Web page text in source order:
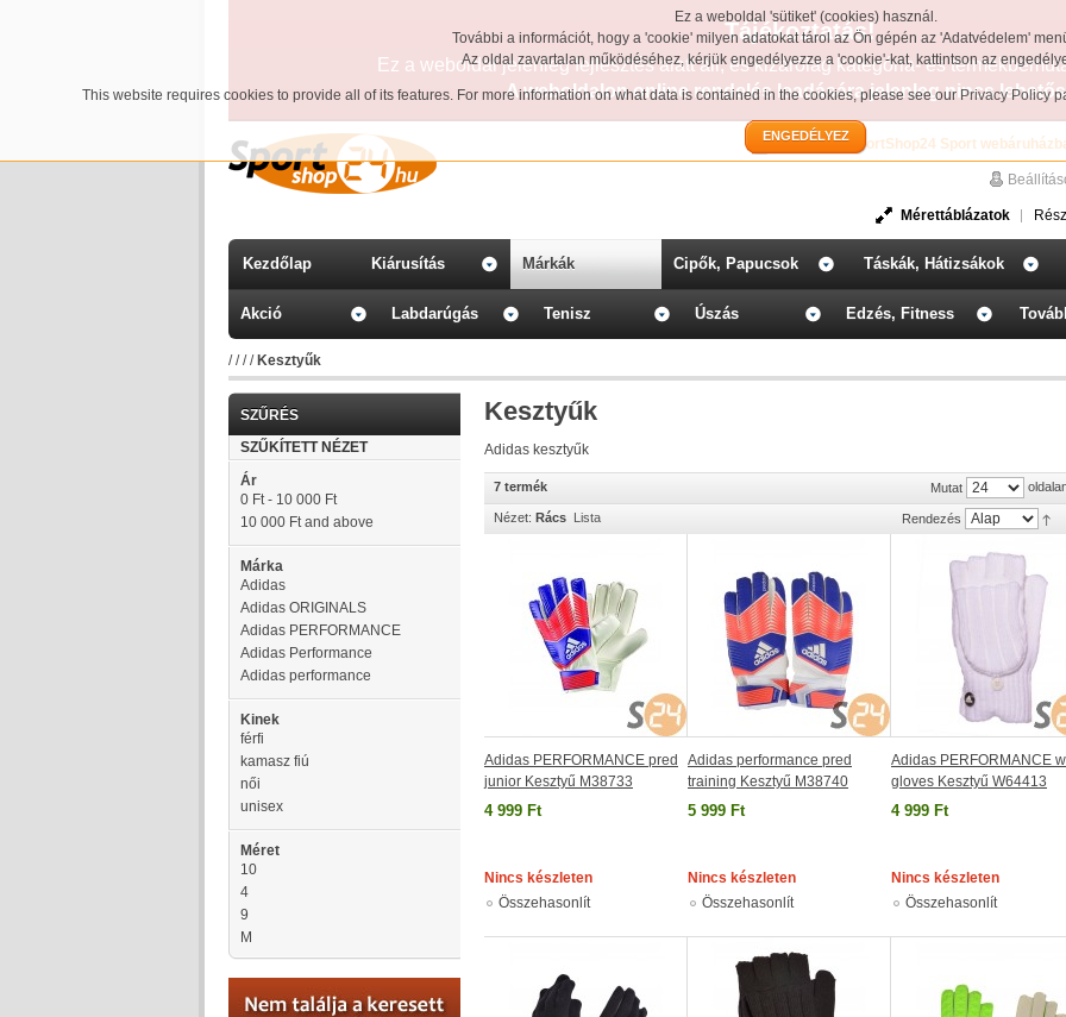
Ez a weboldal 'sütiket' (cookies) használ.
További a információt, hogy a 'cookie' milyen adatokat tárol az Ön gépén az 'Adatvédelem'
Az oldal zavartalan működéséhez, kérjük engedélyezze a 'cookie'-kat, kattintson az
This website requires cookies to provide all of its features. For more information on what data is contained in the cookies, please see ourPrivacy Policy
ENGEDÉLYEZ
Tájékoztatás!
Ez a weboldal jelenleg fejlesztés alatt áll, és kizárólag kategória- és
A weboldalon online rendelés leadására jelenleg nincs
Üdvözöljük a SportShop24 Sport
Mérettáblázatok
Kezdőlap Kiárusítás Márkák Cipők, Papucsok Táskák, Hátizsákok
Akció Labdarúgás Tenisz Úszás Edzés, Fitness
//// Kesztyűk
SZŰRÉS
SZŰKÍTETT NÉZET
Ár
0 Ft- 10 000 Ft
10 000 Ftand above
Márka
Adidas
Adidas ORIGINALS
Adidas PERFORMANCE
Adidas Performance
Adidas performance
Kinek
férfi
kamasz fiú
női
unisex
Méret
10
4
9
M
Kesztyűk
Adidas kesztyűk
7 termék Mutat
Nézet: Rács Lista Rendezés
Adidas PERFORMANCE pred
junior Kesztyű M38733
4 999 Ft
Nincs készleten
Összehasonlít
Adidas performance pred
training Kesztyű M38740
5 999 Ft
Nincs készleten
Összehasonlít
Adidas PERFORMANCE
gloves Kesztyű W64413
4 999 Ft
Nincs készleten
Összehasonlít